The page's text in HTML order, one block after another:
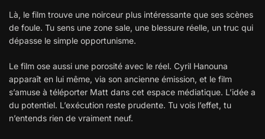
Là, le film trouve une noirceur plus intéressante que ses scènes
de foule. Tu sens une zone sale, une blessure réelle, un truc qui
dépasse le simple opportunisme.
Le film ose aussi une porosité avec le réel. Cyril Hanouna
apparaît en lui même, via son ancienne émission, et le film
s’amuse à téléporter Matt dans cet espace médiatique. L’idée a
du potentiel. L’exécution reste prudente. Tu vois l’effet, tu
n’entends rien de vraiment neuf.